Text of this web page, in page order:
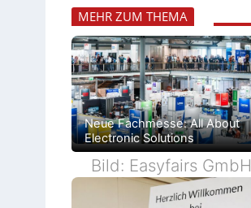
MEHR ZUM THEMA
Neue Fachmesse: All About
Electronic Solutions
Bild: Easyfairs GmbH